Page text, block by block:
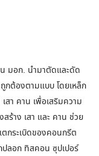
มอก. นำมาตัดและดัด
กต้องตามแบบ โดยเหล็ก
สา คาน เพื่อเสริมความ
ร้าง เสา และ คาน ช่วย
กระเบิดของคอนกรีต
ปลอก ทิสคอน ซุปเปอร์